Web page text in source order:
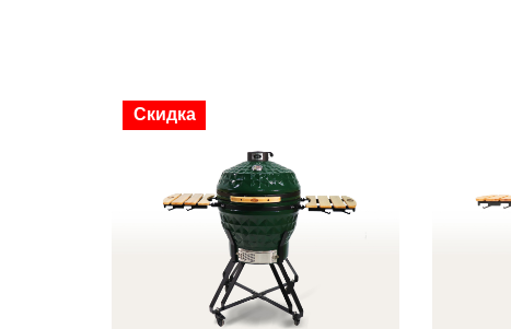
прочные и долговечные материалы, которые
SG 18 PRO прост в уходе. Наличие удобных
облегчают разделку и сервировку продуктов,
транспортировочных колеса имеют плавный
загородного отдыха. Качество и удобство
Перед сборкой гриля ознакомьтесь с
Скидка